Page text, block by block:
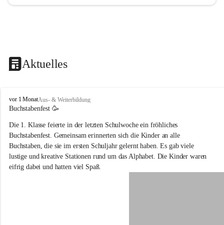
Aktuelles
V
o
k
s
s
c
h
u
vor 1 MonatAus- & Weiterbildung
Buchstabenfest 🥳
Die 1. Klasse feierte in der letzten Schulwoche ein fröhliches
Buchstabenfest. Gemeinsam erinnerten sich die Kinder an alle
Buchstaben, die sie im ersten Schuljahr gelernt haben. Es gab viele
lustige und kreative Stationen rund um das Alphabet. Die Kinder waren
eifrig dabei und hatten viel Spaß.